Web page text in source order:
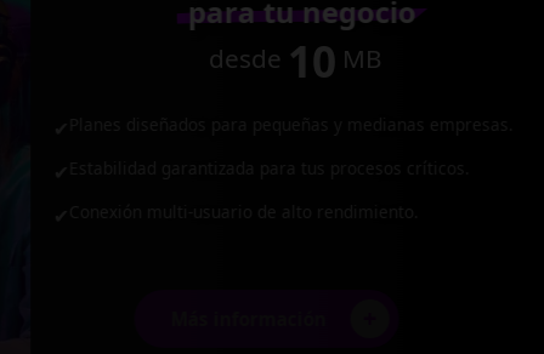
para tu negocio
desde10 MB